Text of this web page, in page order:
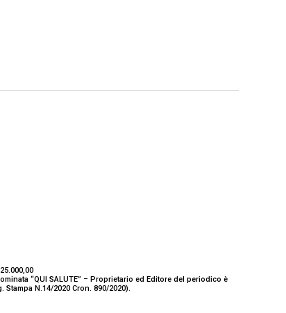
“QUI SALUTE” – Proprietario ed Editore del periodico è
N.14/2020 Cron. 890/2020).